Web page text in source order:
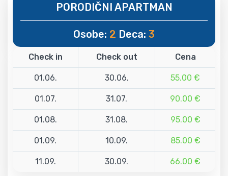
PORODIČNI APARTMAN
Osobe: 2 Deca: 3
Check in Check out Cena
01.06. 30.06. 55.00 €
01.07. 31.07. 90.00 €
01.08. 31.08. 95.00 €
01.09. 10.09. 85.00 €
11.09. 30.09. 66.00 €